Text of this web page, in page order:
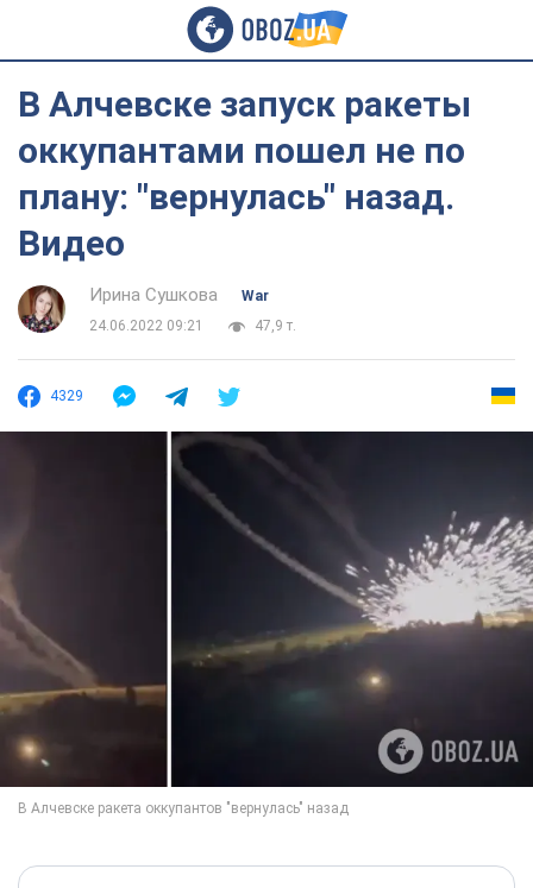
В Алчевске запуск ракеты
оккупантами пошел не по
плану: "вернулась" назад.
Видео
Ирина Сушкова
War
24.06.2022 09:21
47,9 т.
4329